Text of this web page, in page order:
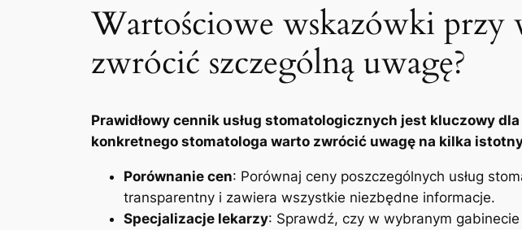
Wartościowe‍ wskazówki przy
‌zwrócić szczególną uwagę?
Prawidłowy cennik‍ usług​ stomatologicznych jest‍ kluczowy
konkretnego stomatologa warto ‌zwrócić uwagę ⁢na kilka
Porównanie ​cen: Porównaj ceny poszczególnych usług
transparentny i zawiera wszystkie niezbędne informacje.
Specjalizacje lekarzy: Sprawdź, ‌czy⁢ w wybranym